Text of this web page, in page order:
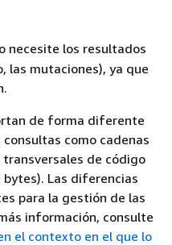
necesite los resultados
las mutaciones), ya que
de forma diferente
como cadenas
de código
Las diferencias
para la gestión de las
información, consulte
el contexto en el que lo